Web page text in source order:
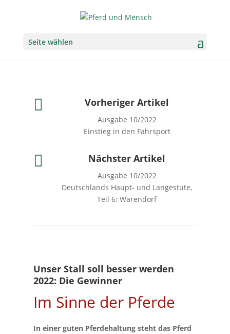
Seite wählen
 Vorheriger Artikel
Ausgabe 10/2022
Einstieg in den Fahrsport
 Nächster Artikel
Ausgabe 10/2022
Deutschlands Haupt- und Langestüte,
Teil 6: Warendorf
Unser Stall soll besser werden
2022: Die Gewinner
Im Sinne der Pferde
In einer guten Pferdehaltung steht das Pferd